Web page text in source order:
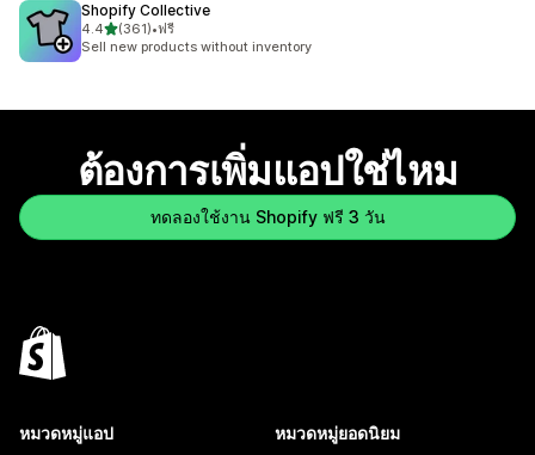
Shopify Collective
4.4เต็ม 5 ดาว
(361)
ทั้งหมด 361 รีวิว
•ฟรี
Sell new products without inventory
ต้องการเพิ่มแอปใช่ไหม
ทดลองใช้งาน Shopify ฟรี 3 วัน
หมวดหมู่แอป หมวดหมู่ยอดนิยม